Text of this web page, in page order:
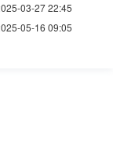
03-27 22:45
05-16 09:05